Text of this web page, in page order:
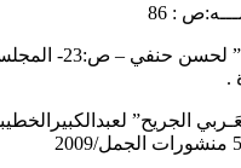
: 86
“الــهوية”
الجريح”